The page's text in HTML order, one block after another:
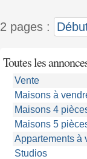
2 pages :
Toutes les
Vente
Maisons à
Maisons 4
Maisons 5
Appartements à
Studios